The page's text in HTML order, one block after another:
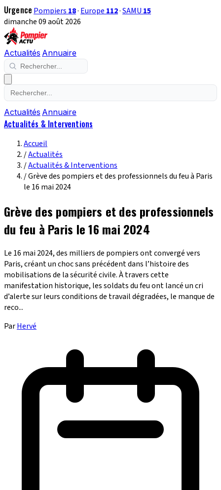
Urgence Pompiers 18· Europe 112·SAMU 15
dimanche 09 août 2026
Actualités Annuaire
Actualités Annuaire
Actualités & Interventions
Accueil
/Actualités
/Actualités & Interventions
/Grève des pompiers et des professionnels du feu à Paris
le 16 mai 2024
Grève des pompiers et des professionnels
du feu à Paris le 16 mai 2024
Le 16 mai 2024, des milliers de pompiers ont convergé vers
Paris, créant un choc sans précédent dans l’histoire des
mobilisations de la sécurité civile. À travers cette
manifestation historique, les soldats du feu ont lancé un cri
d’alerte sur leurs conditions de travail dégradées, le manque de
reco...
ParHervé